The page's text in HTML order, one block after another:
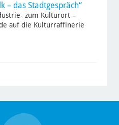
– das Stadtgespräch“
zum Kulturort –
auf die Kulturraffinerie